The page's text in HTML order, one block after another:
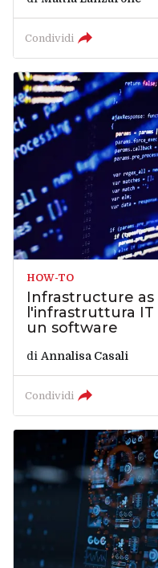
Condividi
HOW-TO
Infrastructure as
l'infrastruttura
un software
di Annalisa Casali
Condividi